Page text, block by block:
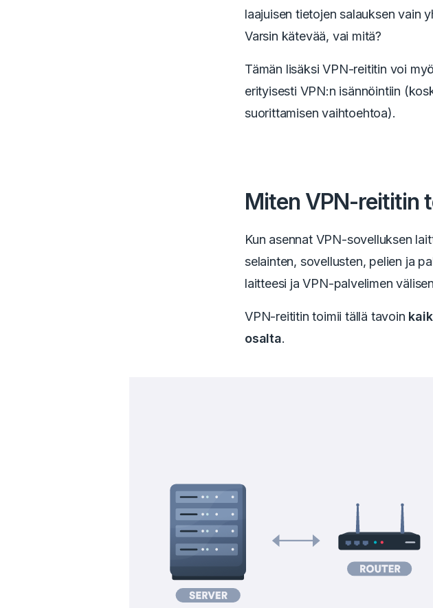
laajuisen tietojen salauksen vain
Varsin kätevää, vai mitä?
Tämän lisäksi VPN-reititin voi
erityisesti VPN:n isännöintiin
suorittamisen vaihtoehtoa).
Miten VPN-reititin
Kun asennat VPN-sovelluksen
selainten, sovellusten, pelien ja
laitteesi ja VPN-palvelimen
VPN-reititin toimii tällä tavoin
osalta.